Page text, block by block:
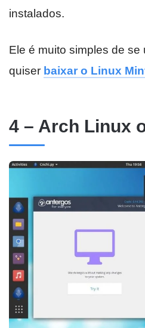
instalados.
Ele é muito simples de se
quiser baixar o Linux
4 – Arch Linux